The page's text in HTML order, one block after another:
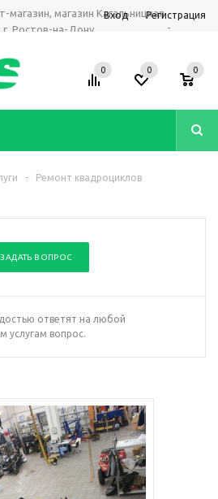
магазин, магазин Кагальницкая
г. Ростов-на-Дону
-
Вход Регистрация
0 0 0
- Ремонт квадроциклов
ЗАДАТЬ ВОПРОС
ответят на любой
услугам вопрос.